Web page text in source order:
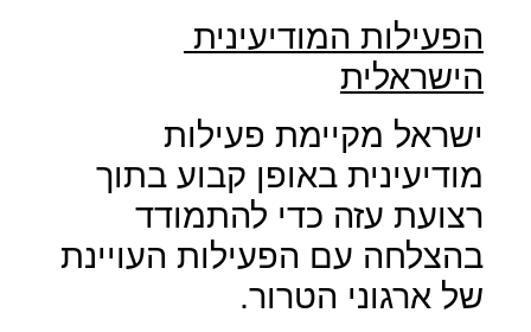
הפעילות המודיעינית
הישראלית
ישראל מקיימת פעילות
מודיעינית באופן קבוע בתוך
רצועת עזה כדי להתמודד
בהצלחה עם הפעילות העויינת
של ארגוני הטרור.